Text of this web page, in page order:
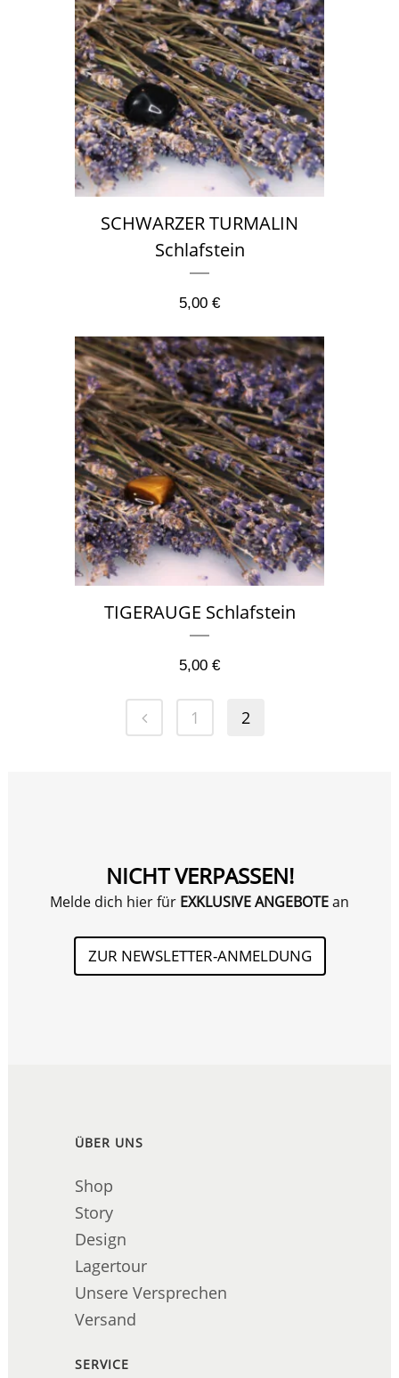
SCHWARZER TURMALIN
Schlafstein
5,00 €
TIGERAUGE Schlafstein
5,00 €
1 2
NICHT VERPASSEN!
Melde dich hier für EXKLUSIVE ANGEBOTEan
ZUR NEWSLETTER-ANMELDUNG
ÜBER UNS
Shop
Story
Design
Lagertour
Unsere Versprechen
Versand
SERVICE